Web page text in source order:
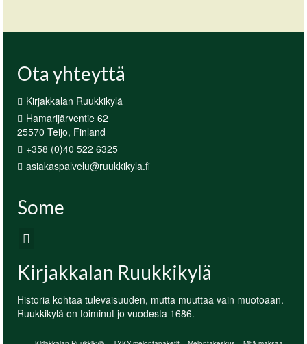
Ota yhteyttä
Kirjakkalan Ruukkikylä
Hamarijärventie 62
25570 Teijo, Finland
+358 (0)40 522 6325
asiakaspalvelu@ruukkikyla.fi
Some
Kirjakkalan Ruukkikylä
Historia kohtaa tulevaisuuden, mutta muuttaa vain muotoaan.
Ruukkikylä on toiminut jo vuodesta 1686.